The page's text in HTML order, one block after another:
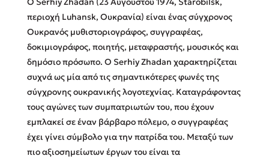
Στέφανος Ξενάκης
Το λεξικό της ζωής σου
περιοχή Luhansk, Ουκρανία) είναι ένας σύγχρονος
Ουκρανός μυθιστοριογράφος, συγγραφέας,
δοκιμιογράφος, ποιητής, μεταφραστής, μουσικός και
δημόσιο πρόσωπο. Ο Serhiy Zhadan χαρακτηρίζεται
συχνά ως μία από τις σημαντικότερες φωνές της
σύγχρονης ουκρανικής λογοτεχνίας. Καταγράφοντας
τους αγώνες των συμπατριωτών του, που έχουν
εμπλακεί σε έναν βάρβαρο πόλεμο, ο συγγραφέας
έχει γίνει σύμβολο για την πατρίδα του. Μεταξύ των
πιο αξιοσημείω­των έργων του είναι τα